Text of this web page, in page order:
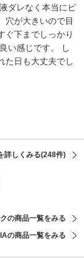
ダレなく本当にピ
穴が大きいので目
ぐ下までしっかり
い感じです。 し
た日も大丈夫でし
詳しくみる(248件)
の商品一覧をみる
の商品一覧をみる